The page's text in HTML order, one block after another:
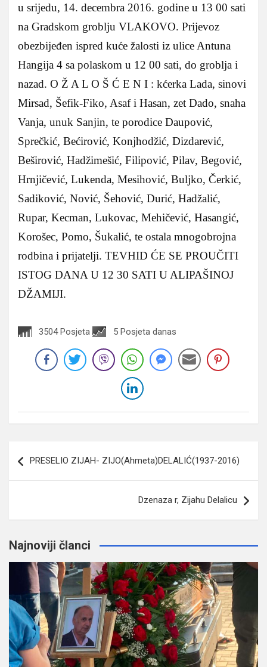
u srijedu, 14. decembra 2016. godine u 13 00 sati
na Gradskom groblju VLAKOVO. Prijevoz
obezbijeđen ispred kuće žalosti iz ulice Antuna
Hangija 4 sa polaskom u 12 00 sati, do groblja i
nazad. O Ž A L O Š Ć E N I : kćerka Lada, sinovi
Mirsad, Šefik-Fiko, Asaf i Hasan, zet Dado, snaha
Vanja, unuk Sanjin, te porodice Daupović,
Sprečkić, Bećirović, Konjhodžić, Dizdarević,
Beširović, Hadžimešić, Filipović, Pilav, Begović,
Hrnjičević, Lukenda, Mesihović, Buljko, Čerkić,
Sadiković, Nović, Šehović, Durić, Hadžalić,
Rupar, Kecman, Lukovac, Mehičević, Hasangić,
Korošec, Pomo, Šukalić, te ostala mnogobrojna
rodbina i prijatelji. TEVHID ĆE SE PROUČITI
ISTOG DANA U 12 30 SATI U ALIPAŠINOJ
DŽAMIJI.
3504 Posjeta 5 Posjeta danas
članaka
PRESELIO ZIJAH- ZIJO(Ahmeta)DELALIĆ(1937-2016)
Dzenaza r, Zijahu Delalicu
Najnoviji članci